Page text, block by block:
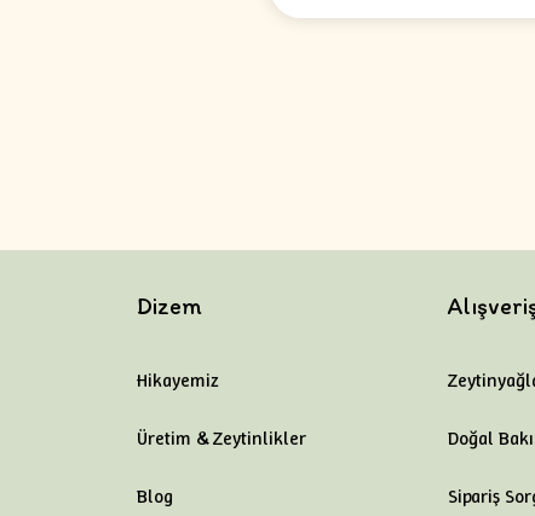
Dizem
Hikayemiz
Üretim & Zeytinlikler
Blog
Doğal
Sipariş